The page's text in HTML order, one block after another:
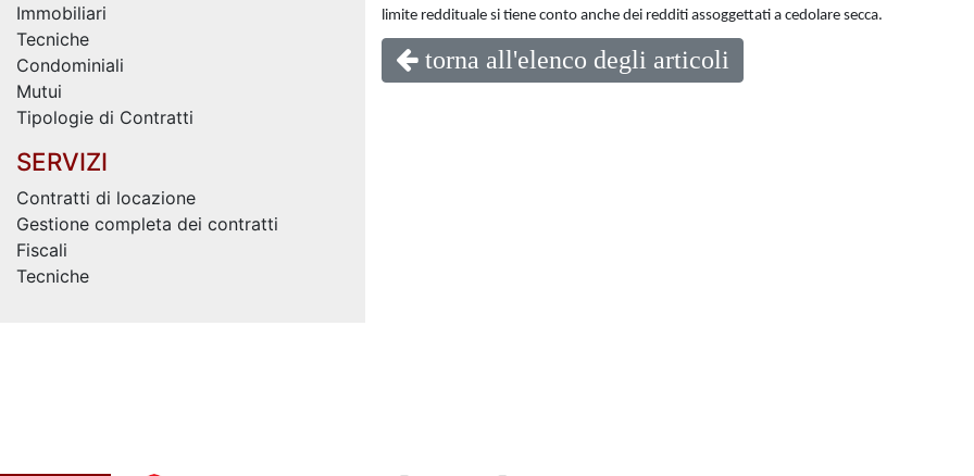
Immobiliari
Tecniche
Condominiali
Mutui
Tipologie di Contratti
SERVIZI
Contratti di locazione
Gestione completa dei contratti
Fiscali
Tecniche
limite reddituale si tiene conto anche dei redditi assoggettati a cedolare secca.
torna all'elenco degli articoli